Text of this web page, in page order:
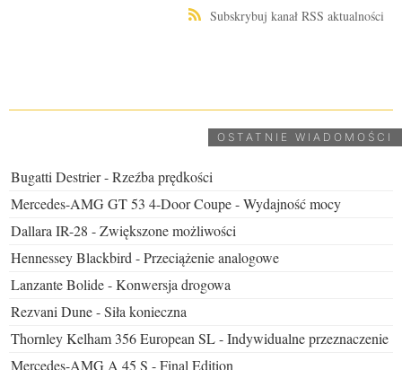
Subskrybuj kanał RSS aktualności
OSTATNIE WIADOMOŚCI
Bugatti Destrier - Rzeźba prędkości
Mercedes-AMG GT 53 4-Door Coupe - Wydajność mocy
Dallara IR-28 - Zwiększone możliwości
Hennessey Blackbird - Przeciążenie analogowe
Lanzante Bolide - Konwersja drogowa
Rezvani Dune - Siła konieczna
Thornley Kelham 356 European SL - Indywidualne przeznaczenie
Mercedes-AMG A 45 S - Final Edition